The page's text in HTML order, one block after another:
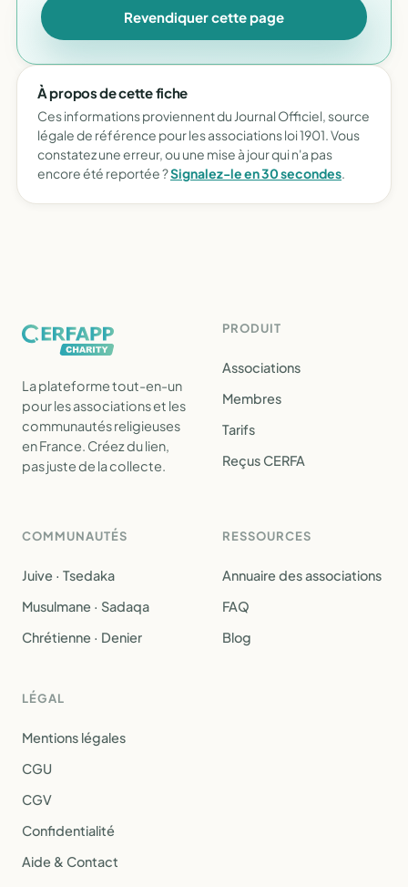
Revendiquer cette page
À propos de cette fiche
Ces informations proviennent du Journal Officiel, source
légale de référence pour les associations loi 1901. Vous
constatez une erreur, ou une mise à jour qui n'a pas
encore été reportée ?Signalez-le en 30 secondes.
La plateforme tout-en-un
pour les associations et les
communautés religieuses
en France. Créez du lien,
pas juste de la collecte.
PRODUIT
Associations
Membres
Tarifs
Reçus CERFA
COMMUNAUTÉS
Juive · Tsedaka
Musulmane · Sadaqa
Chrétienne · Denier
RESSOURCES
Annuaire des associations
FAQ
Blog
LÉGAL
Mentions légales
CGU
CGV
Confidentialité
Aide & Contact